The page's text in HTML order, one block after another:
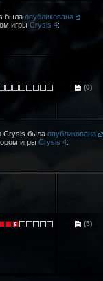
была опубликована
игры Crysis 4:
(0)
Crysis была опубликована
игры Crysis 4:
(5)